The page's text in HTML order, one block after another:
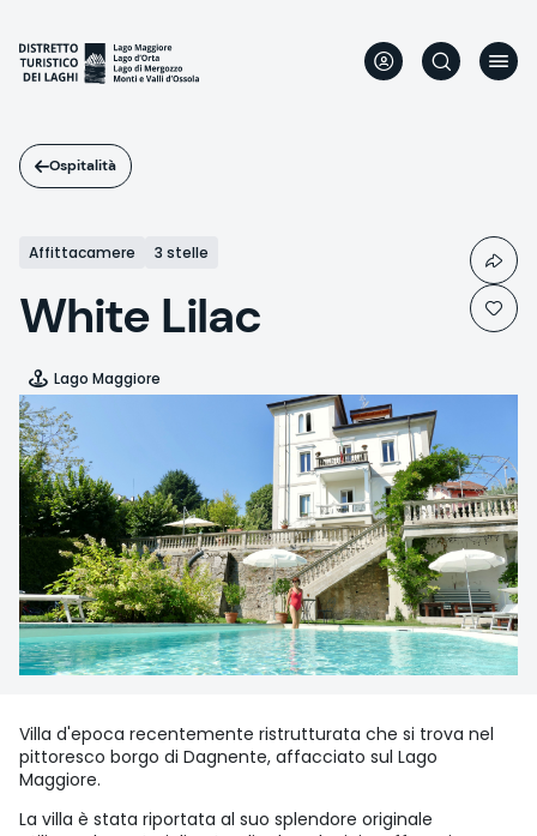
contenuto
principale
Ospitalità
Affittacamere 3 stelle
White Lilac
Lago Maggiore
Villa d'epoca recentemente ristrutturata che si trova nel
pittoresco borgo di Dagnente, affacciato sul Lago
Maggiore.
La villa è stata riportata al suo splendore originale